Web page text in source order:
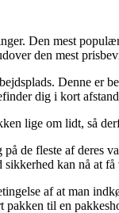
Den mest
den mest
Denne er
dig i kort
lige om lidt, så
de fleste af
kan nå at
af at man
til en